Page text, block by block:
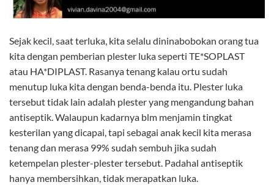
Sejak kecil, saat terluka, kita selalu dininabobokan orang tua
kita dengan pemberian plester luka seperti TE*SOPLAST
atau HA*DIPLAST. Rasanya tenang kalau ortu sudah
menutup luka kita dengan benda-benda itu. Plester luka
tersebut tidak lain adalah plester yang mengandung bahan
antiseptik. Walaupun kadarnya blm menjamin tingkat
kesterilan yang dicapai, tapi sebagai anak kecil kita merasa
tenang dan merasa 99% sudah sembuh jika sudah
ketempelan plester-plester tersebut. Padahal antiseptik
hanya membersihkan, tidak merapatkan luka.